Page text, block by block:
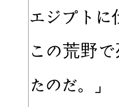
エジプトに
この荒野
たのだ。」